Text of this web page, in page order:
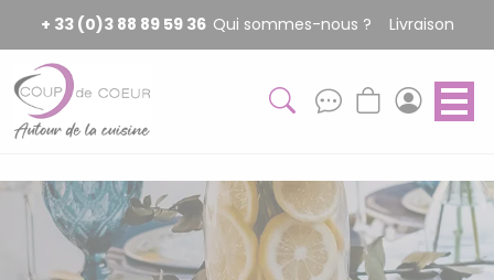
+ 33 (0)3 88 89 59 36 Qui sommes-nous ? Livraison
Panneau de gestion des cookies